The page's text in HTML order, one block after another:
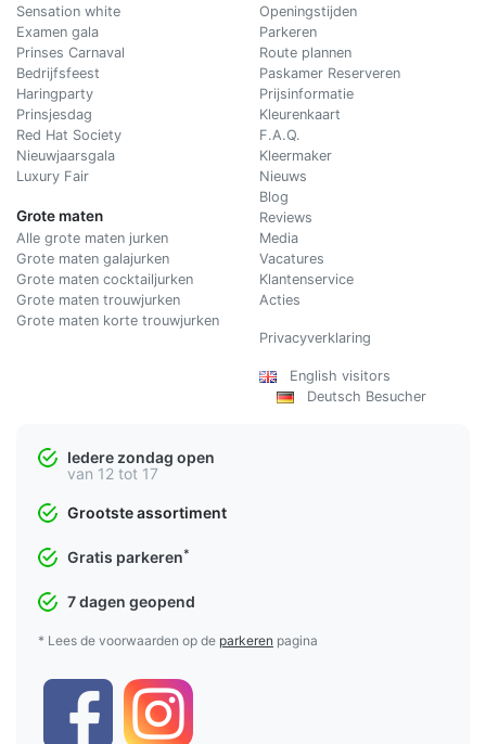
Sensation white
Examen gala
Prinses Carnaval
Bedrijfsfeest
Haringparty
Prinsjesdag
Red Hat Society
Nieuwjaarsgala
Luxury Fair
Grote maten
Alle grote maten jurken
Grote maten galajurken
Grote maten cocktailjurken
Grote maten trouwjurken
Grote maten korte trouwjurken
Openingstijden
Parkeren
Route plannen
Paskamer Reserveren
Prijsinformatie
Kleurenkaart
F.A.Q.
Kleermaker
Nieuws
Blog
Reviews
Media
Vacatures
Klantenservice
Acties
Privacyverklaring
English visitors
Deutsch Besucher
Iedere zondag open
van 12 tot 17
Grootste assortiment
Gratis parkeren*
7 dagen geopend
* Lees de voorwaarden op de parkeren pagina